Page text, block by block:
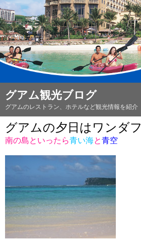
グアム観光ブログ
グアムのレストラン、ホテルなど観光情報を紹介
グアムの夕日はワンダフ
南の島といったら青い海と青空